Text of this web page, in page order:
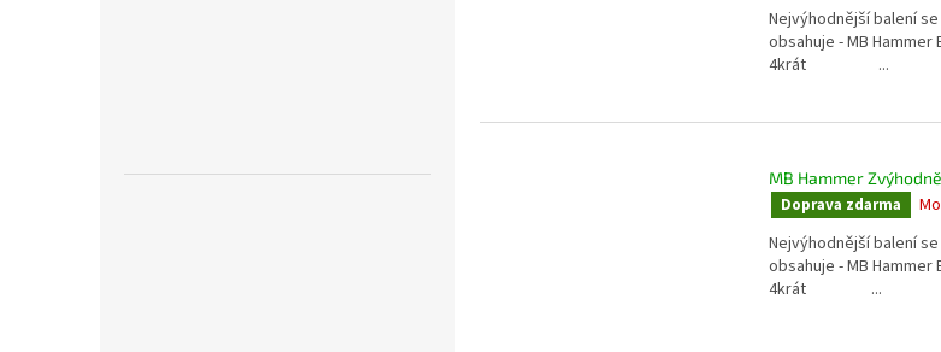
Nejvýhodnější balení
obsahuje - MB Hammer
4krát ...
MB Hammer
Doprava zdarma
Nejvýhodnější balení
obsahuje - MB Hammer
4krát ...